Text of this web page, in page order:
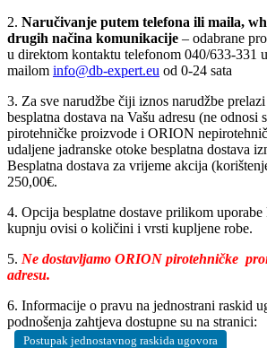
2. Naručivanje putem telefona ili maila,
drugih načina komunikacije – odabrane
u direktom kontaktu telefonom 040/633-331
mailom info@db-expert.eu od 0-24 sata
3. Za sve narudžbe čiji iznos narudžbe
besplatna dostava na Vašu adresu (ne odnosi
pirotehničke proizvode i ORION
udaljene jadranske otoke besplatna dostava
Besplatna dostava za vrijeme akcija
250,00€.
4. Opcija besplatne dostave prilikom
kupnju ovisi o količini i vrsti kupljene robe.
5. Ne dostavljamo ORION pirotehničke
adresu.
6. Informacije o pravu na jednostrani raskid
podnošenja zahtjeva dostupne su na stranici:
Postupak jednostavnog raskida ugovora